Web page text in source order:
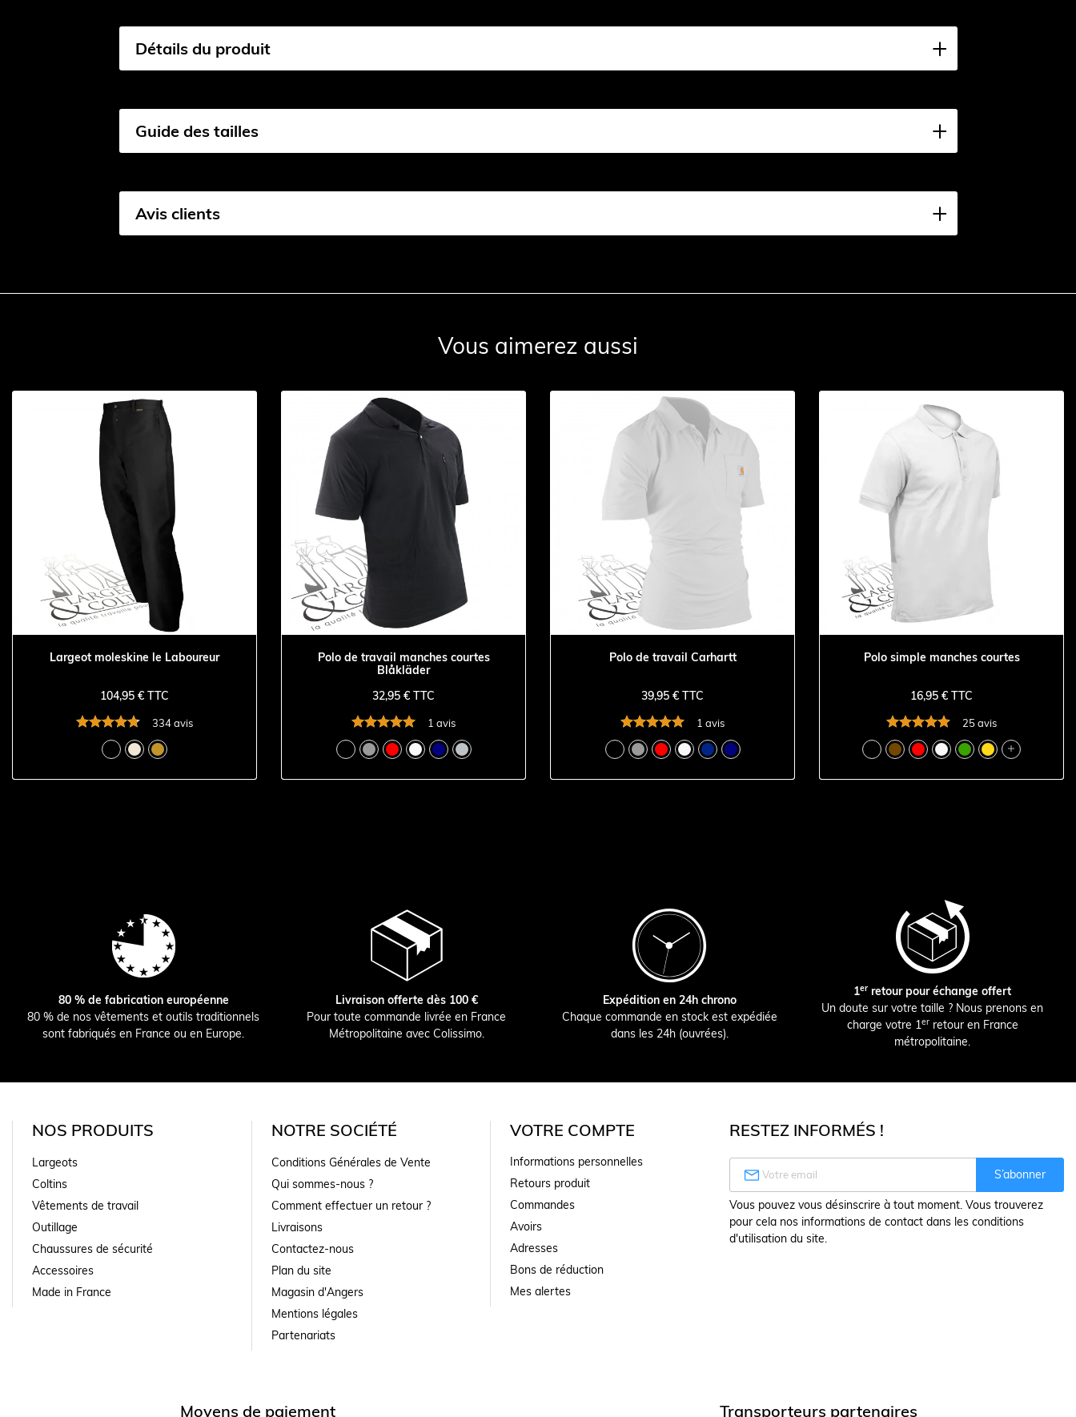
Détails du produit
Guide des tailles
Avis clients
Vous aimerez aussi
Largeot moleskine le Laboureur
104,95 € TTC
334 avis
Polo de travail manches courtes
Blåkläder
32,95 € TTC
1 avis
Polo de travail Carhartt
39,95 € TTC
1 avis
Polo simple manches courtes
16,95 € TTC
25 avis

80 % de fabrication européenne
80 % de nos vêtements et outils traditionnels
sont fabriqués en France ou en Europe.
Livraison offerte dès 100 €
Pour toute commande livrée en France
Métropolitaine avec Colissimo.
Expédition en 24h chrono
Chaque commande en stock est expédiée
dans les 24h (ouvrées).
1er retour pour échange offert
Un doute sur votre taille ? Nous prenons en
charge votre 1erretour en France
métropolitaine.
NOS PRODUITS
Largeots
Coltins
Vêtements de travail
Outillage
Chaussures de sécurité
Accessoires
Made in France
NOTRE SOCIÉTÉ
Conditions Générales de Vente
Qui sommes-nous ?
Comment effectuer un retour ?
Livraisons
Contactez-nous
Plan du site
Magasin d'Angers
Mentions légales
Partenariats
VOTRE COMPTE
Informations personnelles
Retours produit
Commandes
Avoirs
Adresses
Bons de réduction
Mes alertes
RESTEZ INFORMÉS !
 S’abonner
Vous pouvez vous désinscrire à tout moment. Vous trouverez
pour cela nos informations de contact dans les conditions
d'utilisation du site.
Moyens de paiement Transporteurs partenaires